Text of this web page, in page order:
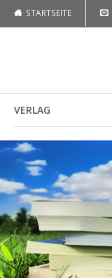
STARTSEITE
VERLAG